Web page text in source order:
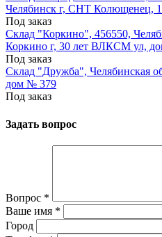
Челябинск г, СНТ Колющенец, 1
Под заказ
Склад "Коркино", 456550,
Коркино г, 30 лет ВЛКСМ ул,
Под заказ
Склад "Дружба", Челябинская
дом № 379
Под заказ
Задать вопрос
Вопрос *
Ваше имя *
Город